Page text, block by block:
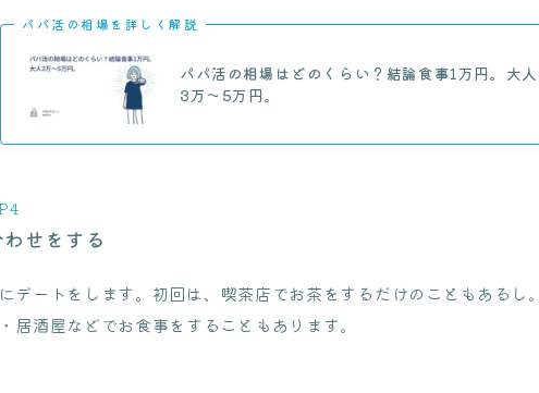
パパ活の相場を詳しく解説
パパ活の相場はどのくらい？結論食事1万円。大人
3万〜5万円。
せをする
デートをします。初回は、喫茶店でお茶をするだけのこともあるし
居酒屋などでお食事をすることもあります。